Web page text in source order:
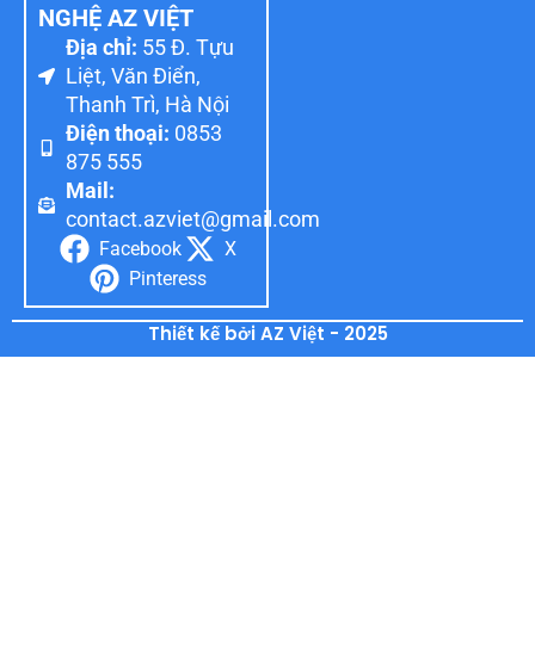
NGHỆ AZ VIỆT
Địa chỉ: 55 Đ. Tựu
Liệt, Văn Điển,
Thanh Trì, Hà Nội
Điện thoại: 0853
875 555
Mail:
contact.azviet@gmail.com
Facebook
X
Pinteress
Thiết kế bởi AZ Việt - 2025